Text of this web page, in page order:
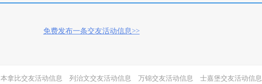
免费发布一条交友活动信息>>
本拿比交友活动信息 列治文交友活动信息 万锦交友活动信息 士嘉堡交友活动信息